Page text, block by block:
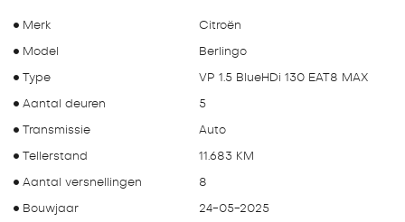
Merk Citroën
Model Berlingo
Type VP 1.5 BlueHDi 130 EAT8 MAX
Aantal deuren 5
Transmissie Auto
Tellerstand 11.683 KM
Aantal versnellingen 8
Bouwjaar 24-05-2025